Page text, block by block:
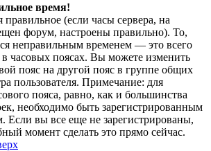
время!
(если часы сервера, на
форум, настроены правильно). То,
неправильным временем — это всего
часовых поясах. Вы можете изменить
пояс на другой пояс в группе общих
пользователя. Примечание: для
пояса, равно, как и большинства
необходимо быть зарегистрированным
Если вы все еще не зарегистрированы,
момент сделать это прямо сейчас.